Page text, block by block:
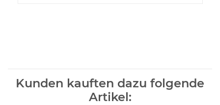
Kunden kauften dazu folgende
Artikel: